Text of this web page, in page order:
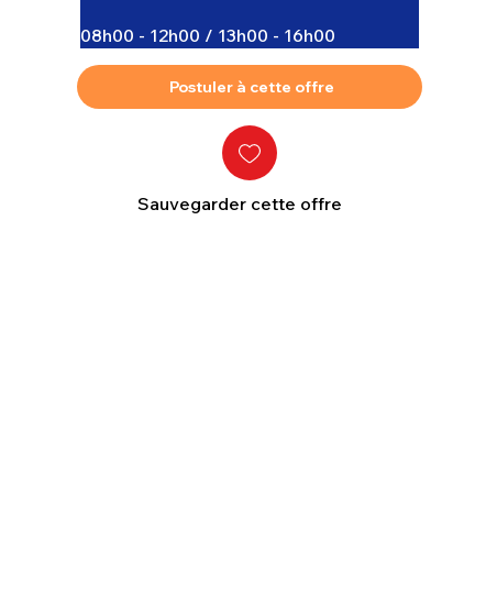
08h00 - 12h00 / 13h00 - 16h00
Postuler à cette offre
Sauvegarder cette offre